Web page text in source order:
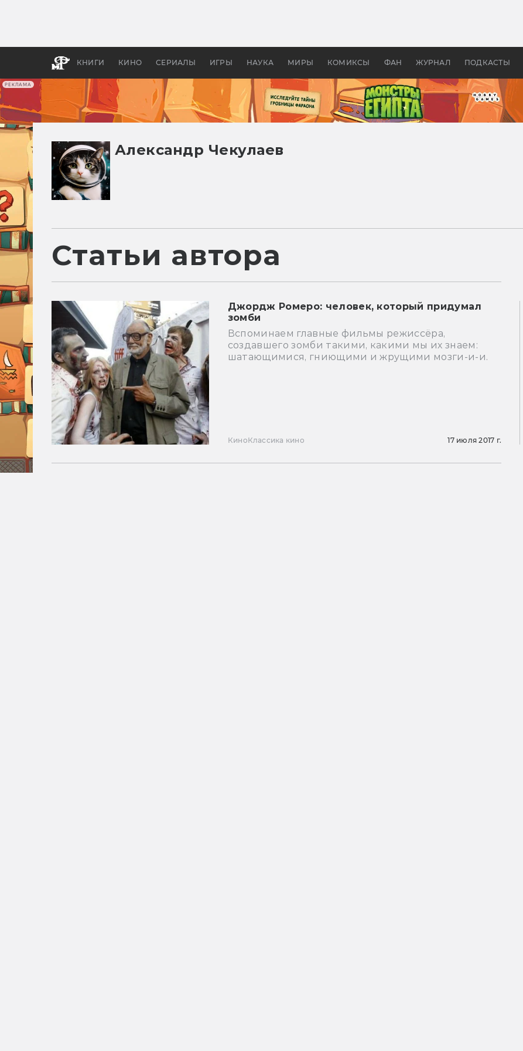
РЕКЛАМА
КНИГИ КИНО СЕРИАЛЫ ИГРЫ НАУКА МИРЫ КОМИКСЫ ФАН ЖУРНАЛ ПОДКАСТЫ
апокалипсис, в России —
бы «Властелина колец»
Александр Чекулаев
Статьи автора
Джордж Ромеро: человек, который придумал
зомби
Вспоминаем главные фильмы режиссёра,
создавшего зомби такими, какими мы их знаем:
шатающимися, гниющими и жрущими мозги-и-и.
КиноКлассика кино 17 июля 2017 г.